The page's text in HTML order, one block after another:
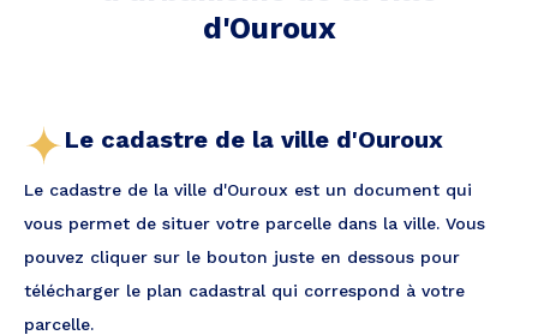
d'Ouroux
Le cadastre de la ville d'Ouroux
Le cadastre de la ville d'Ouroux est un document qui
vous permet de situer votre parcelle dans la ville. Vous
pouvez cliquer sur le bouton juste en dessous pour
télécharger le plan cadastral qui correspond à votre
parcelle.